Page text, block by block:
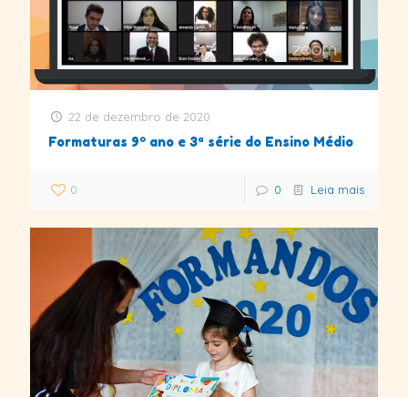
22 de dezembro de 2020
Formaturas 9º ano e 3ª série do Ensino Médio
0 0 Leia mais